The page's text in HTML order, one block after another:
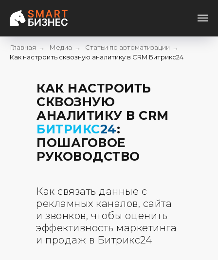
Главная → Медиа → Статьи по автоматизации →
Как настроить сквозную аналитику в CRM Битрикс24
КАК НАСТРОИТЬ
СКВОЗНУЮ
АНАЛИТИКУ В CRM
БИТРИКС24:
ПОШАГОВОЕ
РУКОВОДСТВО
Как связать данные с
рекламных каналов, сайта
и звонков, чтобы оценить
эффективность маркетинга
и продаж в Битрикс24